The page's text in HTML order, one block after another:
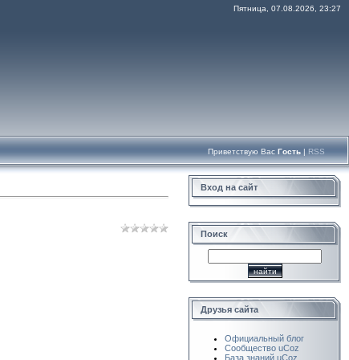
Пятница, 07.08.2026, 23:27
Приветствую Вас Гость | RSS
Вход на сайт
Поиск
Друзья сайта
Официальный блог
Сообщество uCoz
База знаний uCoz